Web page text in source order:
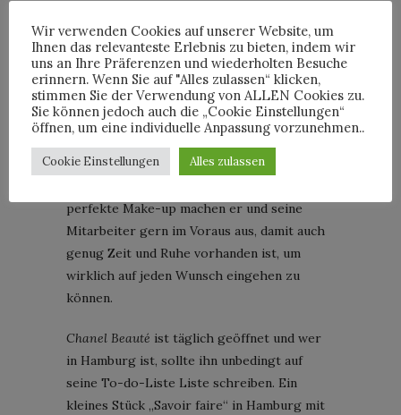
Erfahrung die Welt von Chanel und setzt
den Service und die Philosophie mit vielen
Add-ons, wie zauberhaften Verpackungen in
weißen Logoboxen oder auch den zum
derzeitigen Motto passenden kleinen
Marine-Badges, perfekt um.
perfekte Make-up machen er und seine
Mitarbeiter gern im Voraus aus, damit auch
genug Zeit und Ruhe vorhanden ist, um
wirklich auf jeden Wunsch eingehen zu
können.
Chanel Beauté ist täglich geöffnet und wer
in Hamburg ist, sollte ihn unbedingt auf
seine To-do-Liste Liste schreiben. Ein
kleines Stück „Savoir faire“ in Hamburg mit
Wir verwenden Cookies auf unserer Website, um
Ihnen das relevanteste Erlebnis zu bieten, indem wir
uns an Ihre Präferenzen und wiederholten Besuche
erinnern. Wenn Sie auf "Alles zulassen“ klicken,
stimmen Sie der Verwendung von ALLEN Cookies zu.
Sie können jedoch auch die „Cookie Einstellungen“
öffnen, um eine individuelle Anpassung vorzunehmen..
Cookie Einstellungen Alles zulassen